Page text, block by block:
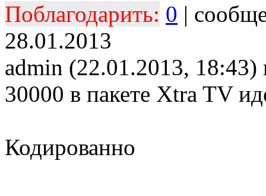
Поблагодарить: 0 |
28.01.2013
admin (22.01.2013, 18:43)
30000 в пакете Xtra TV
Кодированно